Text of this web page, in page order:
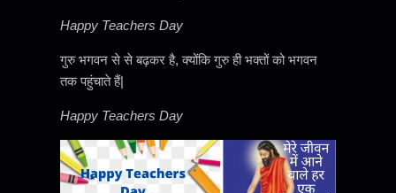
Happy Teachers Day
गुरु भगवन से से बढ़कर है, क्योंकि गुरु ही भक्तों को भगवन
तक पहुंचाते हैं|
Happy Teachers Day